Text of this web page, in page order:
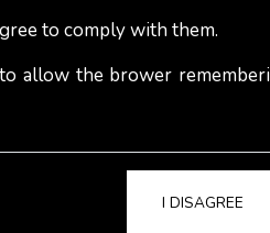
to comply with them.
allow the brower
I DISAGREE